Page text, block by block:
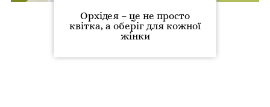
Орхідея – це не просто
квітка, а оберіг для кожної
жінки